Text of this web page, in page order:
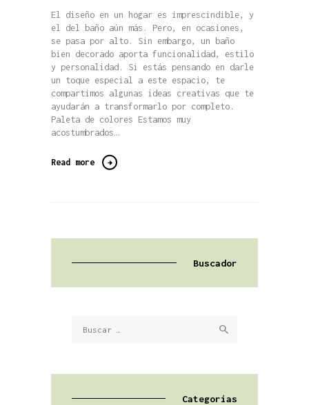
El diseño en un hogar es imprescindible, y
el del baño aún más. Pero, en ocasiones,
se pasa por alto. Sin embargo, un baño
bien decorado aporta funcionalidad, estilo
y personalidad. Si estás pensando en darle
un toque especial a este espacio, te
compartimos algunas ideas creativas que te
ayudarán a transformarlo por completo.
Paleta de colores Estamos muy
acostumbrados…
Read more
Buscador
Categorías